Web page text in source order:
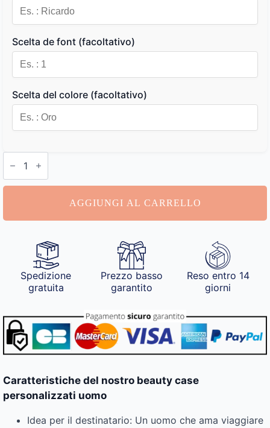
Scelta de font (facoltativo)
Scelta del colore (facoltativo)
Pochette
Personalizzate
quantità
AGGIUNGI AL CARRELLO
Spedizione
gratuita
Prezzo basso
garantito
Reso entro 14
giorni
Caratteristiche del nostro beauty case
personalizzati uomo
Idea per il destinatario: Un uomo che ama viaggiare